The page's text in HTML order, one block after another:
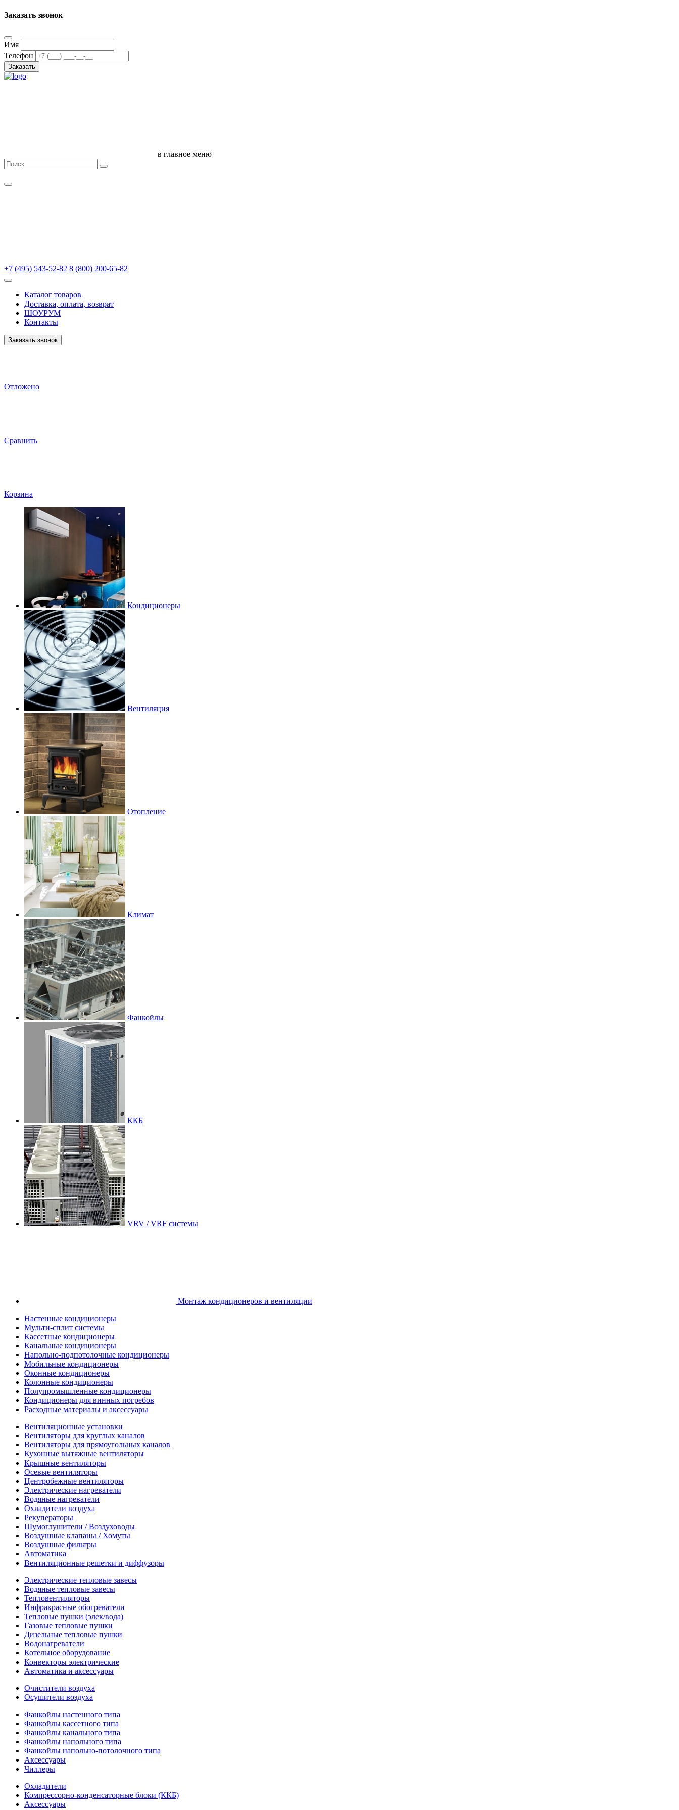
Заказать звонок
Имя
Телефон
Заказать
в главное меню
+7 (495) 543-52-82 8 (800) 200-65-82
Каталог товаров
Доставка, оплата, возврат
ШОУРУМ
Контакты
Заказать звонок
Отложено
Сравнить
Корзина
Кондиционеры
Вентиляция
Отопление
Климат
Фанкойлы
ККБ
VRV / VRF системы
Монтаж кондиционеров и вентиляции
Настенные кондиционеры
Мульти-сплит системы
Кассетные кондиционеры
Канальные кондиционеры
Напольно-подпотолочные кондиционеры
Мобильные кондиционеры
Оконные кондиционеры
Колонные кондиционеры
Полупромышленные кондиционеры
Кондиционеры для винных погребов
Расходные материалы и аксессуары
Вентиляционные установки
Вентиляторы для круглых каналов
Вентиляторы для прямоугольных каналов
Кухонные вытяжные вентиляторы
Крышные вентиляторы
Осевые вентиляторы
Центробежные вентиляторы
Электрические нагреватели
Водяные нагреватели
Охладители воздуха
Рекуператоры
Шумоглушители / Воздуховоды
Воздушные клапаны / Хомуты
Воздушные фильтры
Автоматика
Вентиляционные решетки и диффузоры
Электрические тепловые завесы
Водяные тепловые завесы
Тепловентиляторы
Инфракрасные обогреватели
Тепловые пушки (элек/вода)
Газовые тепловые пушки
Дизельные тепловые пушки
Водонагреватели
Котельное оборудование
Конвекторы электрические
Автоматика и аксессуары
Очистители воздуха
Осушители воздуха
Фанкойлы настенного типа
Фанкойлы кассетного типа
Фанкойлы канального типа
Фанкойлы напольного типа
Фанкойлы напольно-потолочного типа
Аксессуары
Чиллеры
Охладители
Компрессорно-конденсаторные блоки (ККБ)
Аксессуары